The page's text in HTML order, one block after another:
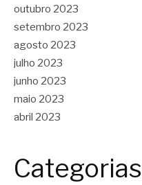
outubro 2023
setembro 2023
agosto 2023
julho 2023
junho 2023
maio 2023
abril 2023
Categorias